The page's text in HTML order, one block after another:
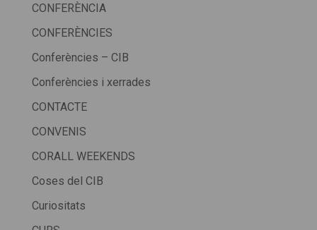
CONFERÈNCIA
CONFERÈNCIES
Conferències – CIB
Conferències i xerrades
CONTACTE
CONVENIS
CORALL WEEKENDS
Coses del CIB
Curiositats